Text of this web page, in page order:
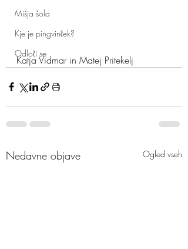
Mišja šola
Kje je pingvinček?
Odloči se
Katja Vidmar in Matej Pritekelj
Nedavne objave Ogled vseh